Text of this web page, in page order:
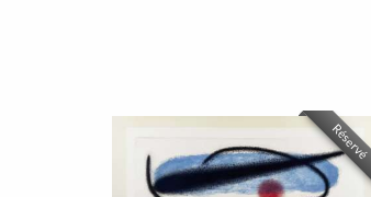
Réservé